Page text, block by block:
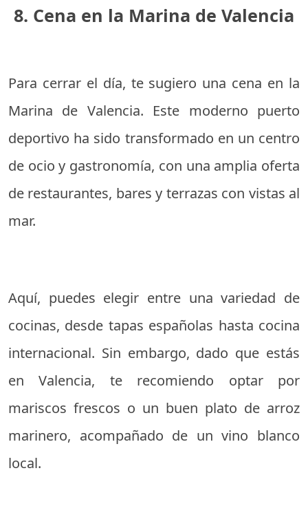
8. Cena en la Marina de Valencia
Para cerrar el día, te sugiero una cena en la
Marina de Valencia. Este moderno puerto
deportivo ha sido transformado en un centro
de ocio y gastronomía, con una amplia oferta
de restaurantes, bares y terrazas con vistas al
mar.
Aquí, puedes elegir entre una variedad de
cocinas, desde tapas españolas hasta cocina
internacional. Sin embargo, dado que estás
en Valencia, te recomiendo optar por
mariscos frescos o un buen plato de arroz
marinero, acompañado de un vino blanco
local.